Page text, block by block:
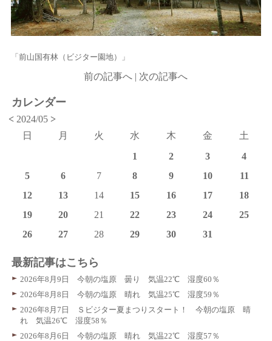
「前山国有林（ビジター園地）」
前の記事へ | 次の記事へ
カレンダー
< 2024/05>
日
月 火 水 木 金
土
1
2 3
4
5
6 7 8 9 10
11
12
13 14 15 16 17
18
19
20 21 22 23 24
25
26
27 28 29 30 31
最新記事はこちら
2026年8月9日 今朝の塩原 曇り 気温22℃ 湿度60％
2026年8月8日 今朝の塩原 晴れ 気温25℃ 湿度59％
2026年8月7日 Ｓビジター夏まつりスタート！ 今朝の塩原 晴
れ 気温26℃ 湿度58％
2026年8月6日 今朝の塩原 晴れ 気温22℃ 湿度57％